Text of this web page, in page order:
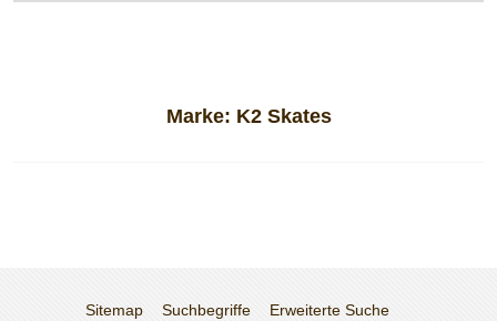
Marke: K2 Skates
Sitemap Suchbegriffe Erweiterte Suche